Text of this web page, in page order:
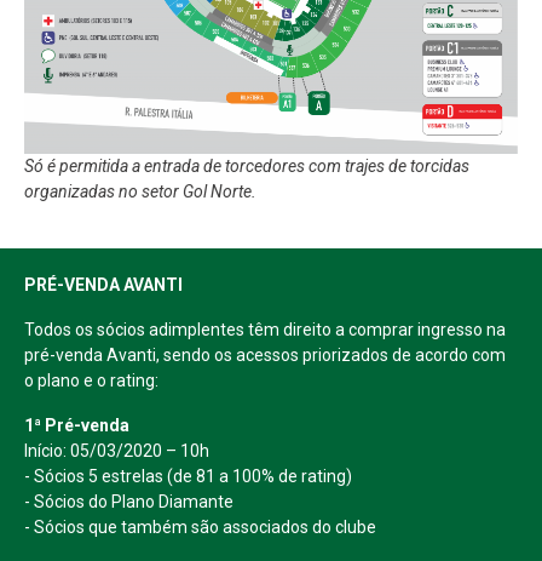
Só é permitida a entrada de torcedores com trajes de torcidas
organizadas no setor Gol Norte.
PRÉ-VENDA AVANTI
Todos os sócios adimplentes têm direito a comprar ingresso na
pré-venda Avanti, sendo os acessos priorizados de acordo com
o plano e o rating:
1ª Pré-venda
Início: 05/03/2020 – 10h
- Sócios 5 estrelas (de 81 a 100% de rating)
- Sócios do Plano Diamante
- Sócios que também são associados do clube